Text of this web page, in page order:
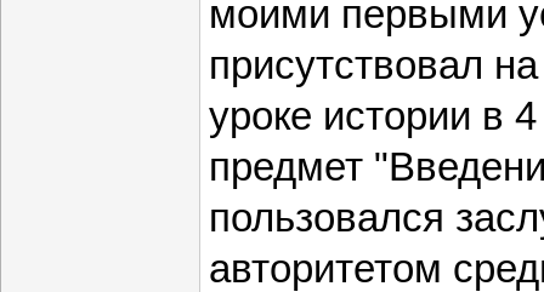
моими первыми
присутствовал
уроке истории в
предмет
пользовался
авторитетом